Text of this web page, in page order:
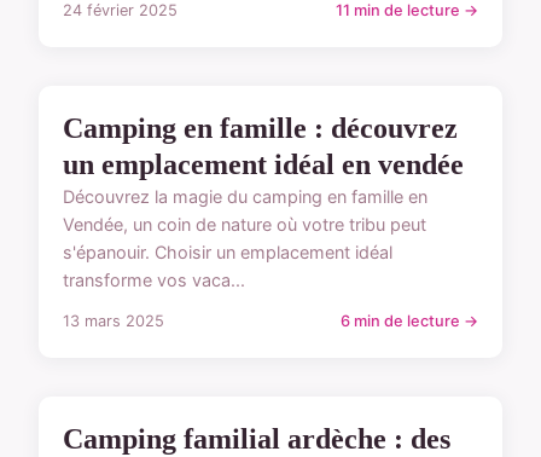
24 février 2025 11 min de lecture →
TYPES D'EMPLACEMENTS
Camping en famille : découvrez
un emplacement idéal en vendée
Découvrez la magie du camping en famille en
Vendée, un coin de nature où votre tribu peut
s'épanouir. Choisir un emplacement idéal
transforme vos vaca...
13 mars 2025 6 min de lecture →
TYPES D'EMPLACEMENTS
Camping familial ardèche : des